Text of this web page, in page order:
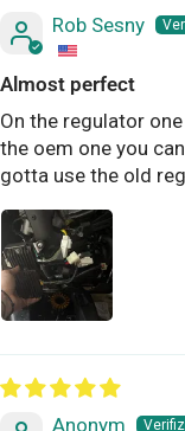
Rob Sesny
Almost perfect
On the regulator
the oem one you
gotta use the old
Anonym